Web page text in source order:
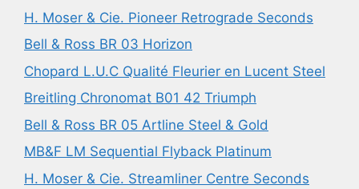
H. Moser & Cie. Pioneer Retrograde Seconds
Bell & Ross BR 03 Horizon
Chopard L.U.C Qualité Fleurier en Lucent Steel
Breitling Chronomat B01 42 Triumph
Bell & Ross BR 05 Artline Steel & Gold
MB&F LM Sequential Flyback Platinum
H. Moser & Cie. Streamliner Centre Seconds